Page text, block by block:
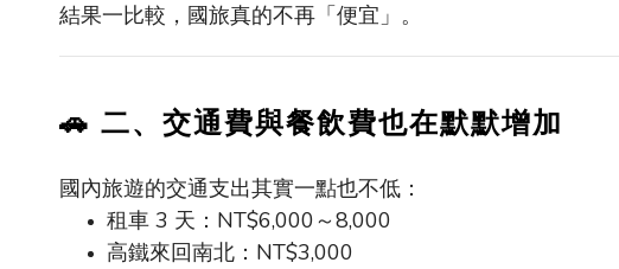
結果一比較，國旅真的不再「便宜」。
🚗 二、交通費與餐飲費也在默默增加
國內旅遊的交通支出其實一點也不低：
租車 3 天： NT$6,000～8,000
高鐵來回南北： NT$3,000